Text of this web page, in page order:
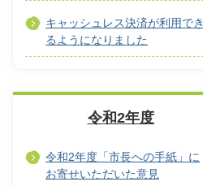
キャッシュレス決済が利用でき
るようになりました
令和2年度
令和2年度「市長への手紙」に
お寄せいただいた意見